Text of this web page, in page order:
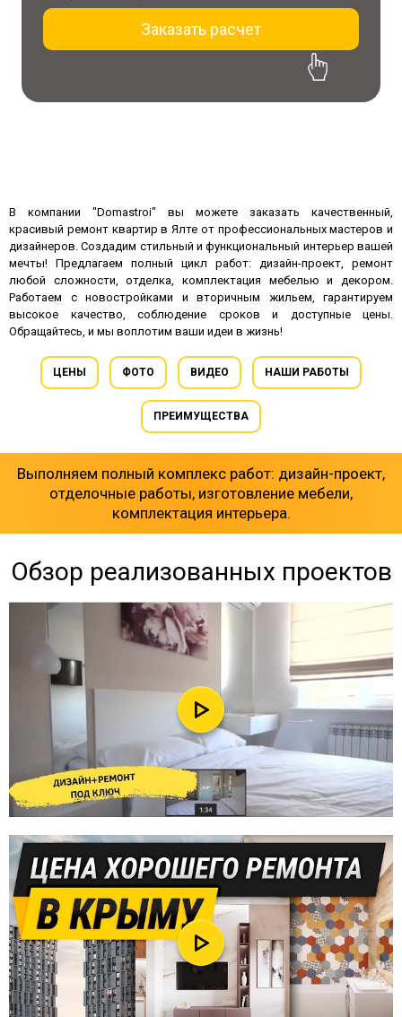
Заказать расчет
В компании "Domastroi" вы можете заказать качественный,
красивый ремонт квартир в Ялте от профессиональных мастеров и
дизайнеров. Создадим стильный и функциональный интерьер вашей
мечты! Предлагаем полный цикл работ: дизайн-проект, ремонт
любой сложности, отделка, комплектация мебелью и декором.
Работаем с новостройками и вторичным жильем, гарантируем
высокое качество, соблюдение сроков и доступные цены.
Обращайтесь, и мы воплотим ваши идеи в жизнь!
ЦЕНЫ ФОТО ВИДЕО НАШИ РАБОТЫ
ПРЕИМУЩЕСТВА
Выполняем полный комплекс работ: дизайн-проект,
отделочные работы, изготовление мебели,
комплектация интерьера.
Обзор реализованных проектов